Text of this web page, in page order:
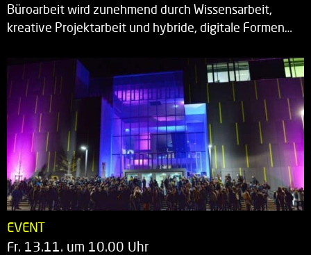
Büroarbeit wird zunehmend durch Wissensarbeit,
kreative Projektarbeit und hybride, digitale Formen…
EVENT
Fr. 13.11. um 10.00 Uhr